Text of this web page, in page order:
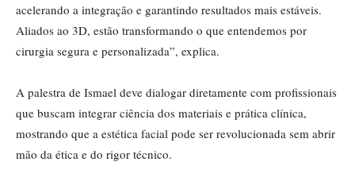
acelerando a integração e garantindo resultados mais estáveis.
Aliados ao 3D, estão transformando o que entendemos por
cirurgia segura e personalizada”, explica.
A palestra de Ismael deve dialogar diretamente com profissionais
que buscam integrar ciência dos materiais e prática clínica,
mostrando que a estética facial pode ser revolucionada sem abrir
mão da ética e do rigor técnico.